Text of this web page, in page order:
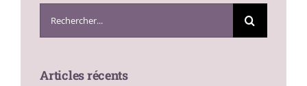
Search
for:
Articles récents